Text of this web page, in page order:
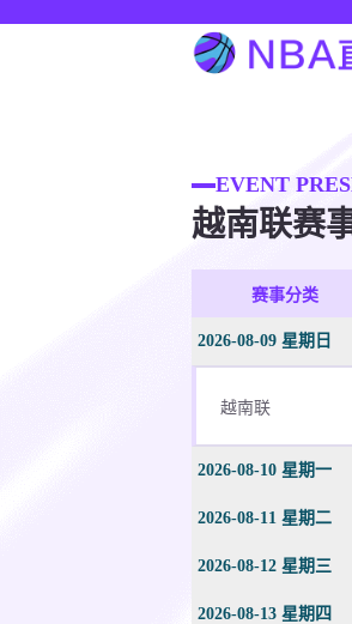
EVENT
越南联赛
赛事分类
2026-08-09 星期日
越南联
2026-08-10 星期一
2026-08-11 星期二
2026-08-12 星期三
2026-08-13 星期四